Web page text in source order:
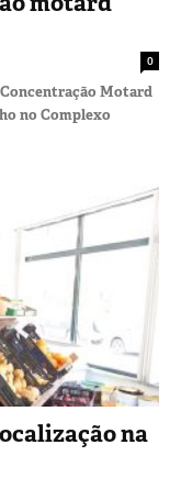
0
Concentração Motard
no Complexo
na